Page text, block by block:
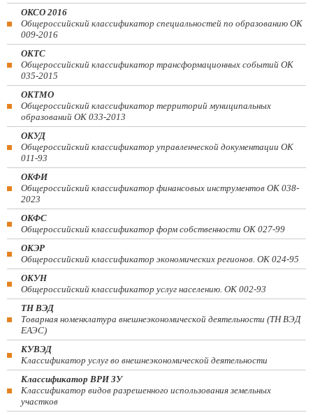
ОКСО 2016
Общероссийский классификатор специальностей по образованию ОК
009-2016
ОКТС
Общероссийский классификатор трансформационных событий ОК
035-2015
ОКТМО
Общероссийский классификатор территорий муниципальных
образований ОК 033-2013
ОКУД
Общероссийский классификатор управленческой документации ОК
011-93
ОКФИ
Общероссийский классификатор финансовых инструментов OK 038-
2023
ОКФС
Общероссийский классификатор форм собственности ОК 027-99
ОКЭР
Общероссийский классификатор экономических регионов. ОК 024-95
ОКУН
Общероссийский классификатор услуг населению. ОК 002-93
ТН ВЭД
Товарная номенклатура внешнеэкономической деятельности (ТН ВЭД
ЕАЭС)
КУВЭД
Классификатор услуг во внешнеэкономической деятельности
Классификатор ВРИ ЗУ
Классификатор видов разрешенного использования земельных
участков